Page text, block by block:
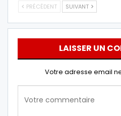
PRÉCÉDENT SUIVANT
LAISSER UN
Votre adresse email